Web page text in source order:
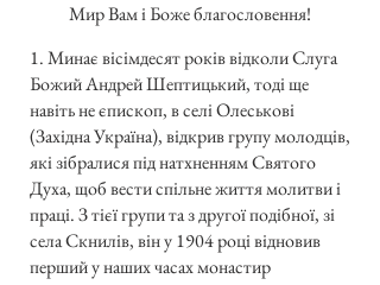
Мир Вам і Боже благословення!
1. Минає вісімдесят років відколи Слуга
Божий Андрей Шептицький, тоді ще
навіть не єпископ, в селі Олеськові
(Західна Україна), відкрив групу молодців,
які зібралися під натхненням Святого
Духа, щоб вести спільне життя молитви і
праці. З тієї групи та з другої подібної, зі
села Скнилів, він у 1904 році відновив
перший у наших часах монастир